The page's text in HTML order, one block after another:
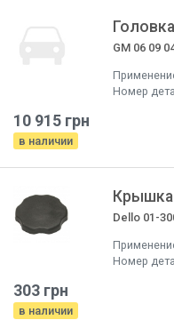
GM 06 09
Номер
10 915 грн
в наличии
Dello 01-
Номер
303 грн
в наличии